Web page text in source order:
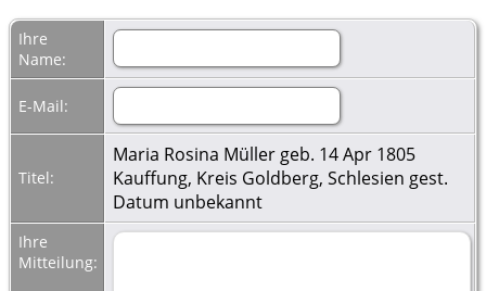
Ihre
Name:
E-Mail:
Titel:
Maria Rosina Müller geb. 14 Apr 1805
Kauffung, Kreis Goldberg, Schlesien gest.
Datum unbekannt
Ihre
Mitteilung: